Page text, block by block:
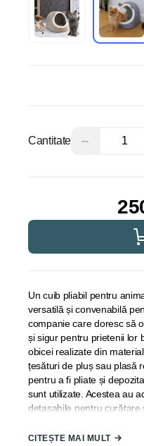
Cantitate −
Un cuib pliabil pentru
versatilă și convenabilă
companie care doresc să
și sigur pentru prietenii lor
obicei realizate din
țesături de pluș sau plasă
pentru a fi pliate și
sunt utilizate. Acestea au
detașabile pentru
de companie. Cuiburile
CITEȘTE MAI MULT